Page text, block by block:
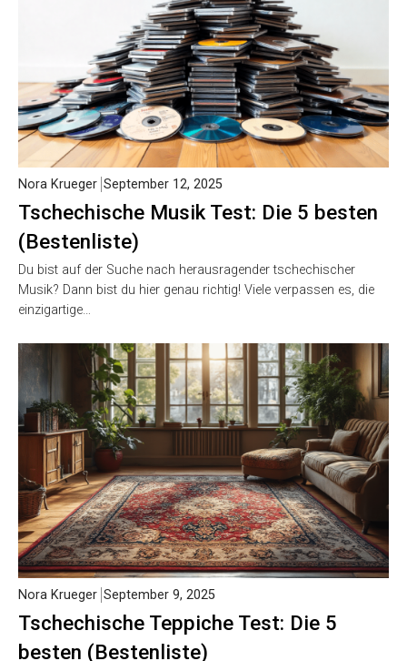
Tschechische Musik Test: Die 5 besten
(Bestenliste)
Nora Krueger September 12, 2025
Du bist auf der Suche nach herausragender tschechischer
Musik? Dann bist du hier genau richtig! Viele verpassen es, die
einzigartige…
Tschechische Teppiche Test: Die 5
besten (Bestenliste)
Nora Krueger September 9, 2025